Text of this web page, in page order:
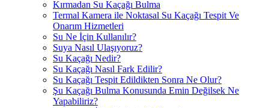
Kırmadan Su Kaçağı Bulma
Termal Kamera ile Noktasal Su Kaçağı Tespit Ve
Onarım Hizmetleri
Su Ne İçin Kullanılır?
Suya Nasıl Ulaşıyoruz?
Su Kaçağı Nedir?
Su Kaçağı Nasıl Fark Edilir?
Su Kaçağı Tespit Edildikten Sonra Ne Olur?
Şu Kaçağı Bulma Konusunda Emin Değilsek Ne
Yapabiliriz?